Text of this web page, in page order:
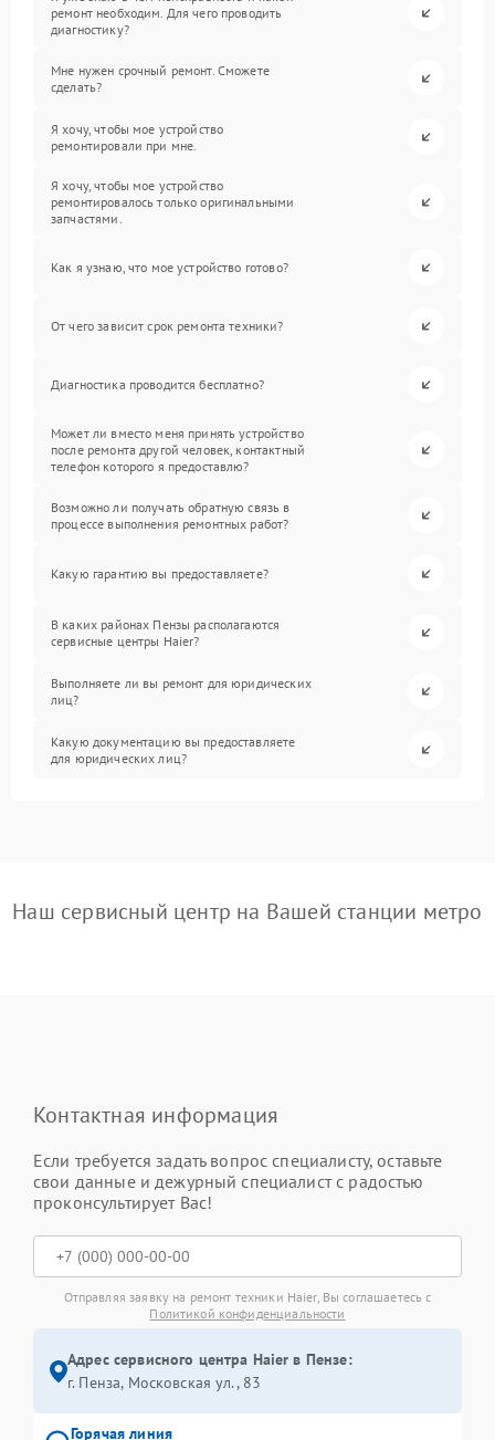
ремонт необходим. Для чего проводить
диагностику?
Мне нужен срочный ремонт. Сможете
сделать?
Я хочу, чтобы мое устройство
ремонтировали при мне.
Я хочу, чтобы мое устройство
ремонтировалось только оригинальными
запчастями.
Как я узнаю, что мое устройство готово?
От чего зависит срок ремонта техники?
Диагностика проводится бесплатно?
Может ли вместо меня принять устройство
после ремонта другой человек, контактный
телефон которого я предоставлю?
Возможно ли получать обратную связь в
процессе выполнения ремонтных работ?
Какую гарантию вы предоставляете?
В каких районах Пензы располагаются
сервисные центры Haier?
Выполняете ли вы ремонт для юридических
лиц?
Какую документацию вы предоставляете
для юридических лиц?
Наш сервисный центр на Вашей станции метро
Контактная информация
Если требуется задать вопрос специалисту, оставьте
свои данные и дежурный специалист с радостью
проконсультирует Вас!
Отправляя заявку на ремонт техники Haier, Вы соглашаетесь с
Политикой конфиденциальности
Адрес сервисного центра Haier в Пензе:
г. Пенза, Московская ул., 83
Горячая линия